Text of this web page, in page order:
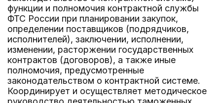
функции и полномочия контрактной службы
ФТС России при планировании закупок,
определении поставщиков (подрядчиков,
исполнителей), заключении, исполнении,
изменении, расторжении государственных
контрактов (договоров), а также иные
полномочия, предусмотренные
законодательством о контрактной системе.
Координирует и осуществляет методическое